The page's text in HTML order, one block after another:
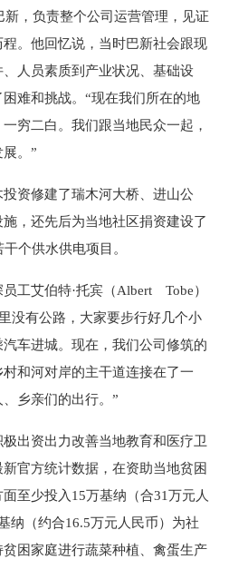
，负责整个公司运营管理，见证
。他回忆说，当时巴新社会跟现
人员素质到产业状况、基础设
难和挑战。“现在我们所在的地
穷二白。我们跟当地民众一起，
。”
资修建了瑞木河大桥、进山公
，还先后为当地社区捐资建设了
个供水供电项目。
艾伯特·托宾（Albert Tobe）
没有公路，大家要步行好几个小
车进城。现在，我们公司修筑的
和河对岸的主干道连接在了一
乡亲们的出行。”
资出力改善当地教育和医疗卫
官方统计数据，在资助当地贫困
至少投入15万基纳（合31万元人
纳（约合16.5万元人民币）为社
困家庭进行蔬菜种植、禽蛋生产